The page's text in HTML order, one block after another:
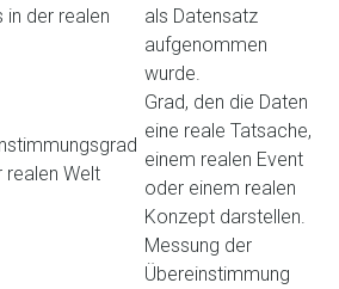
in der realen
als Datensatz
aufgenommen
wurde.
realen Welt
Grad, den die Daten
eine reale Tatsache,
einem realen Event
oder einem realen
Konzept darstellen.
Messung der
Übereinstimmung